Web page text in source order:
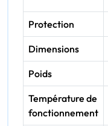
Protection
Dimensions
Poids
Température de
fonctionnement